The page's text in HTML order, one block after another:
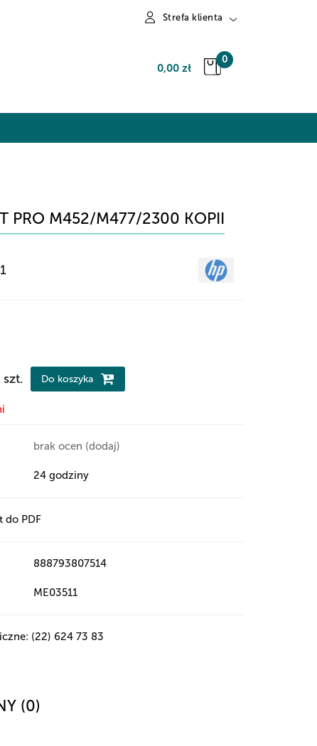
Strefa klienta
Zaloguj się
Zarejestruj się
0,00 zł
0
PRO M452/M477/2300 KOPII
szt. Do koszyka
brak ocen (dodaj)
24 godziny
do PDF
888793807514
ME03511
(22) 624 73 83
(0)